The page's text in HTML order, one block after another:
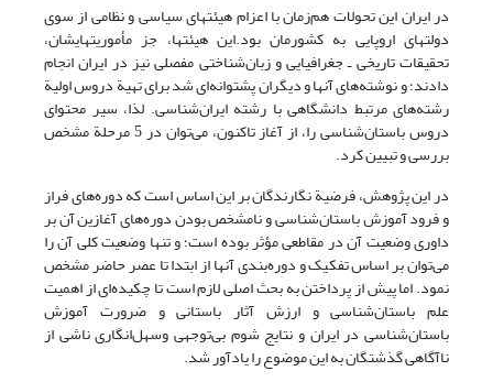
در ایران این تحولات هم‌زمان با اعزام هیئتهای سیاسی و نظامی از سوی
دولتهای اروپایی به کشورمان بود.این هیئتها، جز مأموریتهایشان،
تحقیقات تاریخی ـ جغرافیایی و زبان‌شناختی مفصلی نیز در ایران انجام
دادند؛ و نوشته‌های آنها و دیگران پشتوانه‌ای شد برای تهیة دروس اولیة
رشته‌های مرتبط دانشگاهی با رشته ایران‌شناسی. لذا، سیر محتوای
دروس باستان‌شناسی را، از آغاز تاکنون، می‌توان در 5 مرحلة مشخص
بررسی و تبیین کرد.
در این پژوهش، فرضیة نگارندگان بر این اساس است که دوره‌های فراز
و فرود آموزش باستان‌شناسی و نامشخص بودن دوره‌های آغازین آن بر
داوری وضعیت آن در مقاطعی مؤثر بوده است؛ و تنها وضعیت کلی آن را
می‌توان بر اساس تفکیک و دوره‌بندی آنها از ابتدا تا عصر حاضر مشخص
نمود. اما پیش از پرداختن به بحث اصلی لازم است تا چکیده‌ای از اهمیت
علم باستان‌شناسی و ارزش آثار باستانی و ضرورت آموزش
باستان‌شناسی در ایران و نتایج شوم بی‌توجهی وسهل‌انگاری ناشی از
ناآگاهی گذشتگان به این موضوع را یادآور شد.